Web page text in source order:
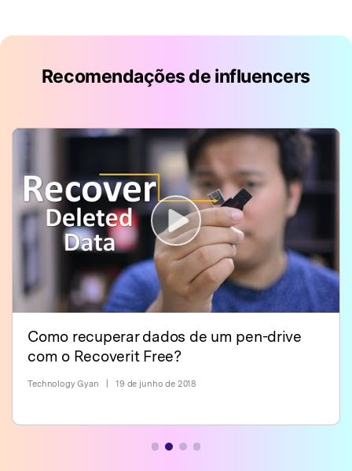
Recomendações de influencers
Como recuperar dados de um pen-drive
com o Recoverit Free?
Technology Gyan 19 de junho de 2018